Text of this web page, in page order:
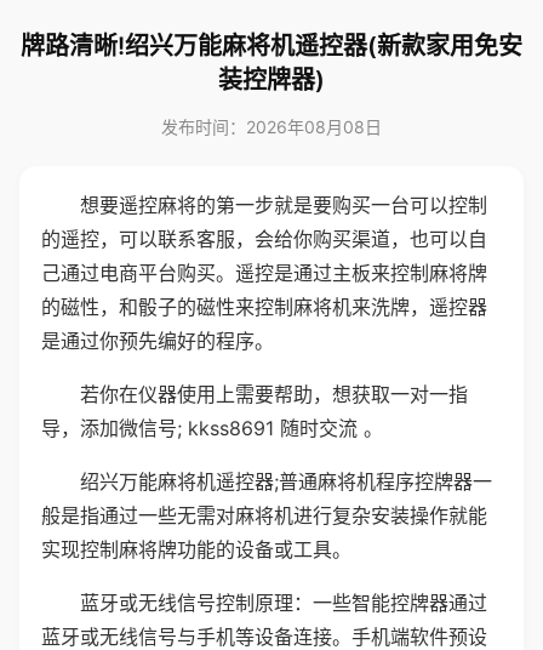
牌路清晰!绍兴万能麻将机遥控器(新款家用免安
装控牌器)
发布时间：2026年08月08日
想要遥控麻将的第一步就是要购买一台可以控制
的遥控，可以联系客服，会给你购买渠道，也可以自
己通过电商平台购买。遥控是通过主板来控制麻将牌
的磁性，和骰子的磁性来控制麻将机来洗牌，遥控器
是通过你预先编好的程序。
若你在仪器使用上需要帮助，想获取一对一指
导，添加微信号; kkss8691 随时交流 。
绍兴万能麻将机遥控器;普通麻将机程序控牌器一
般是指通过一些无需对麻将机进行复杂安装操作就能
实现控制麻将牌功能的设备或工具。
蓝牙或无线信号控制原理：一些智能控牌器通过
蓝牙或无线信号与手机等设备连接。手机端软件预设